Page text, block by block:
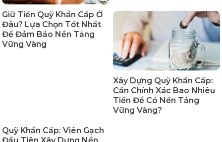
Giữ Tiền Quỹ Khẩn Cấp Ở
Đâu? Lựa Chọn Tốt Nhất
Để Đảm Bảo Nền Tảng
Vững Vàng
Xây Dựng Quỹ Khẩn Cấp:
Cần Chính Xác Bao Nhiêu
Tiền Để Có Nền Tảng
Vững Vàng?
Quỹ Khẩn Cấp: Viên Gạch